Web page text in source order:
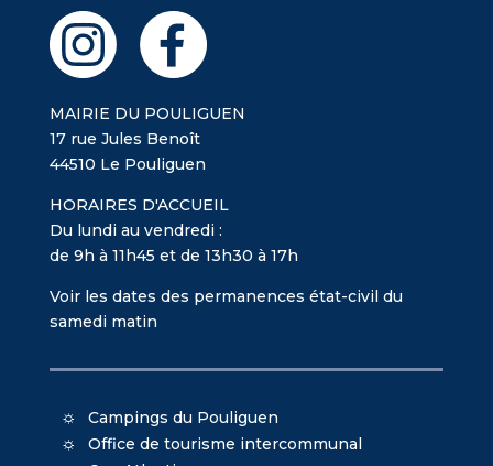
MAIRIE DU POULIGUEN
17 rue Jules Benoît
44510 Le Pouliguen
HORAIRES D'ACCUEIL
Du lundi au vendredi :
de 9h à 11h45 et de 13h30 à 17h
Voir les dates des permanences état-civil du
samedi matin
Campings du Pouliguen
Office de tourisme intercommunal